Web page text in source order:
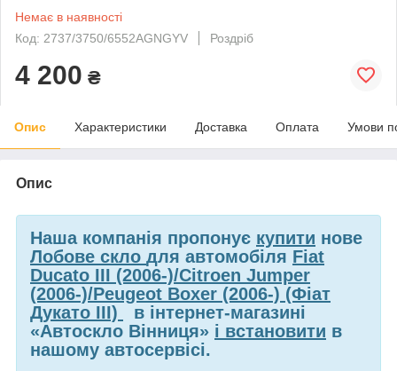
Немає в наявності
Код: 2737/3750/6552AGNGYV
Роздріб
4 200 ₴
Опис Характеристики Доставка Оплата Умови
Опис
Наша компанія пропонує купити нове
Лобове скло для автомобіля Fiat
Ducato III (2006-)/Citroen Jumper
(2006-)/Peugeot Boxer (2006-) (Фіат
Дукато III)
в інтернет-магазині
«Автоскло Вінниця» і встановити в
нашому автосервісі.